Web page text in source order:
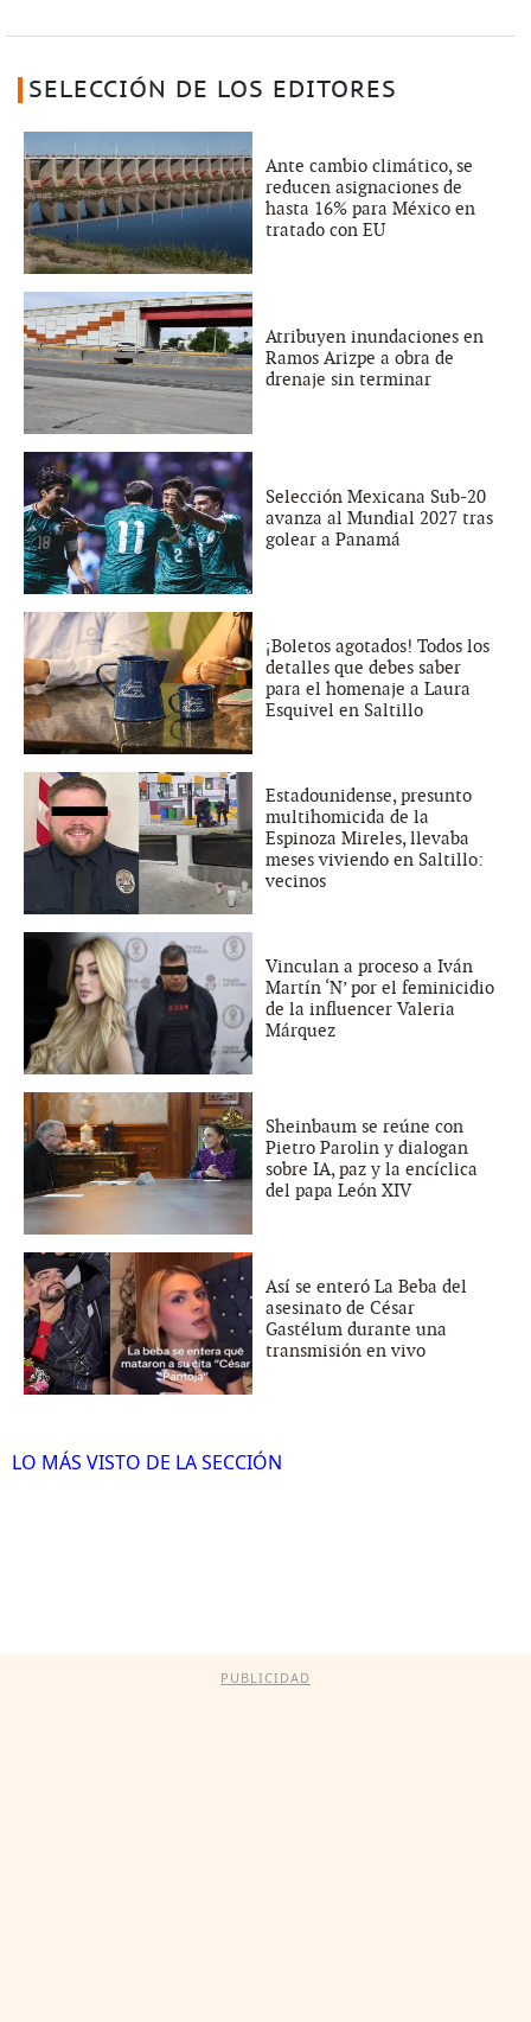
SELECCIÓN DE LOS EDITORES
Ante cambio climático, se
reducen asignaciones de
hasta 16% para México en
tratado con EU
Atribuyen inundaciones en
Ramos Arizpe a obra de
drenaje sin terminar
Selección Mexicana Sub-20
avanza al Mundial 2027 tras
golear a Panamá
¡Boletos agotados! Todos los
detalles que debes saber
para el homenaje a Laura
Esquivel en Saltillo
Estadounidense, presunto
multihomicida de la
Espinoza Mireles, llevaba
meses viviendo en Saltillo:
vecinos
Vinculan a proceso a Iván
Martín ‘N’ por el feminicidio
de la influencer Valeria
Márquez
Sheinbaum se reúne con
Pietro Parolin y dialogan
sobre IA, paz y la encíclica
del papa León XIV
Así se enteró La Beba del
asesinato de César
Gastélum durante una
transmisión en vivo
LO MÁS VISTO DE LA SECCIÓN
PUBLICIDAD